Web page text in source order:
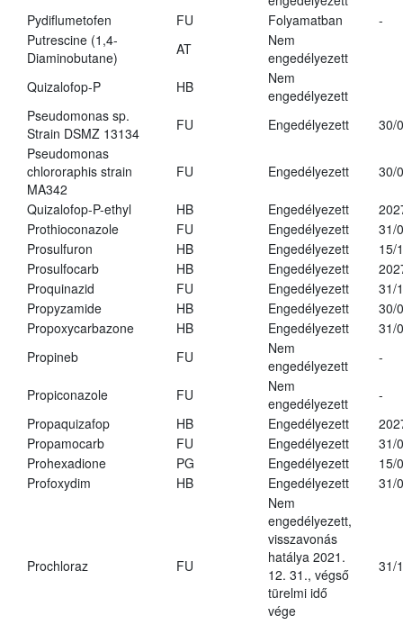
Pydiflumetofen
FU Folyamatban
-
Putrescine (1,4-
Diaminobutane)
AT
Nem
engedélyezett
Quizalofop-P
HB
Nem
engedélyezett
Pseudomonas sp.
Strain DSMZ 13134
FU Engedélyezett
30/
Pseudomonas
chlororaphis strain
MA342
FU Engedélyezett 30/
Quizalofop-P-ethyl HB Engedélyezett
Prothioconazole
FU Engedélyezett
31/
Prosulfuron
HB Engedélyezett
15/
Prosulfocarb
HB Engedélyezett
Proquinazid
FU Engedélyezett
31/
Propyzamide
HB Engedélyezett
30/
Propoxycarbazone
HB Engedélyezett
31/
Propineb
FU
Nem
engedélyezett
-
Propiconazole FU
Nem
engedélyezett
-
Propaquizafop
HB Engedélyezett
Propamocarb
FU Engedélyezett
31/
Prohexadione
PG Engedélyezett
15/
Profoxydim
HB Engedélyezett 31/
Prochloraz FU
Nem
engedélyezett,
visszavonás
hatálya 2021.
12. 31., végső
türelmi idő
vége
31/